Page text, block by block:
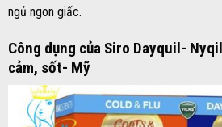
ngủ ngon giấc.
Công dụng của Siro Dayquil-
cảm, sốt- Mỹ